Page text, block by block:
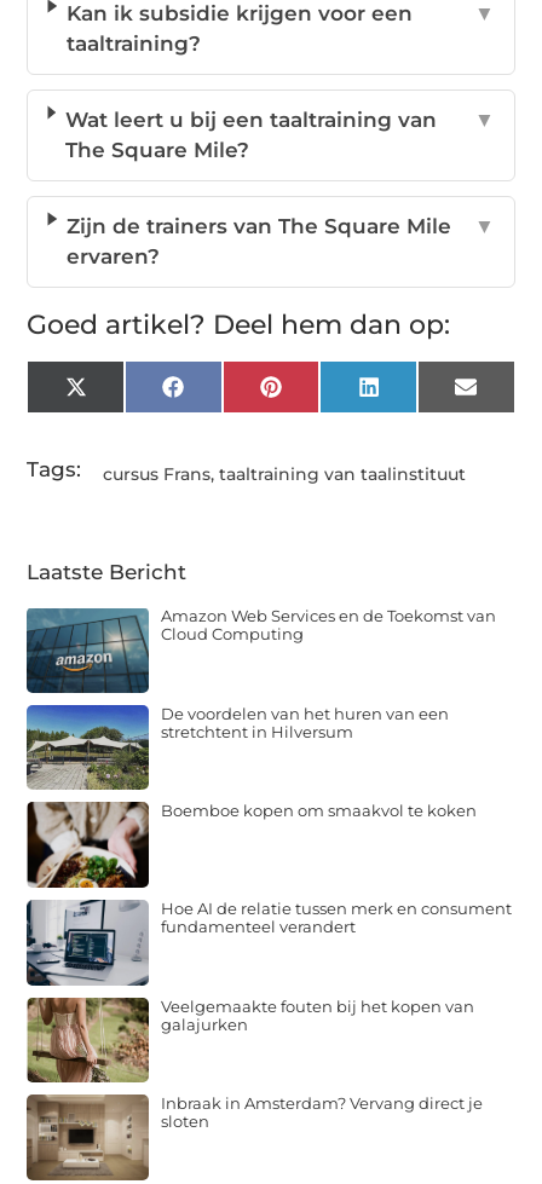
Kan ik subsidie krijgen voor een
taaltraining?
▼
Wat leert u bij een taaltraining van
The Square Mile?
▼
Zijn de trainers van The Square Mile
ervaren?
▼
Goed artikel? Deel hem dan op:
X
(Twitter)
FacebookPinterestLinkedInEmail
Tags: cursus Frans,taaltraining van taalinstituut
Laatste Bericht
Amazon Web Services en de Toekomst van
Cloud Computing
De voordelen van het huren van een
stretchtent in Hilversum
Boemboe kopen om smaakvol te koken
Hoe AI de relatie tussen merk en consument
fundamenteel verandert
Veelgemaakte fouten bij het kopen van
galajurken
Inbraak in Amsterdam? Vervang direct je
sloten